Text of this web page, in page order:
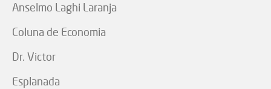
Anselmo Laghi Laranja
Coluna de Economia
Dr. Victor
Esplanada